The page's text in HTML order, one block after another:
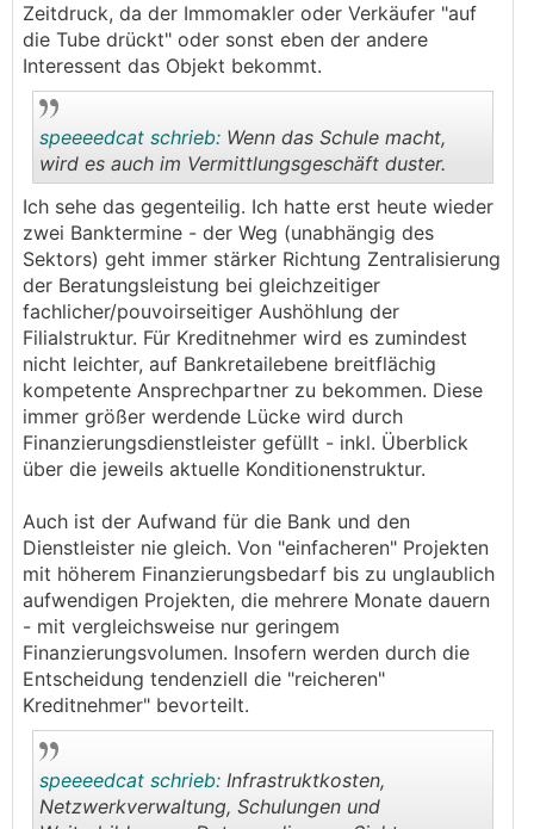
Zeitdruck, da der Immomakler oder Verkäufer "auf
die Tube drückt" oder sonst eben der andere
Interessent das Objekt bekommt.
..
speeeedcat schrieb: Wenn das Schule macht,
wird es auch im Vermittlungsgeschäft duster.
Ich sehe das gegenteilig. Ich hatte erst heute wieder
zwei Banktermine - der Weg (unabhängig des
Sektors) geht immer stärker Richtung Zentralisierung
der Beratungsleistung bei gleichzeitiger
fachlicher/pouvoirseitiger Aushöhlung der
Filialstruktur. Für Kreditnehmer wird es zumindest
nicht leichter, auf Bankretailebene breitflächig
kompetente Ansprechpartner zu bekommen. Diese
immer größer werdende Lücke wird durch
Finanzierungsdienstleister gefüllt - inkl. Überblick
über die jeweils aktuelle Konditionenstruktur.
Auch ist der Aufwand für die Bank und den
Dienstleister nie gleich. Von "einfacheren" Projekten
mit höherem Finanzierungsbedarf bis zu unglaublich
aufwendigen Projekten, die mehrere Monate dauern
- mit vergleichsweise nur geringem
Finanzierungsvolumen. Insofern werden durch die
Entscheidung tendenziell die "reicheren"
Kreditnehmer" bevorteilt.
speeeedcat schrieb: Infrastruktkosten,
Netzwerkverwaltung, Schulungen und